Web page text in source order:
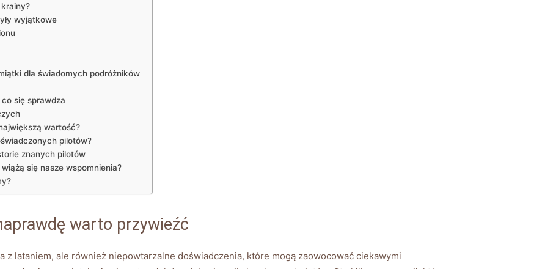
wyjątkowe
dla‍ świadomych podróżników
się sprawdza
wartość?
pilotów?
znanych pilotów
się nasze wspomnienia?
⁤warto przywieźć
z lataniem, ale ‌również niepowtarzalne doświadczenia, które ⁤mogą zaowocować ciekawymi